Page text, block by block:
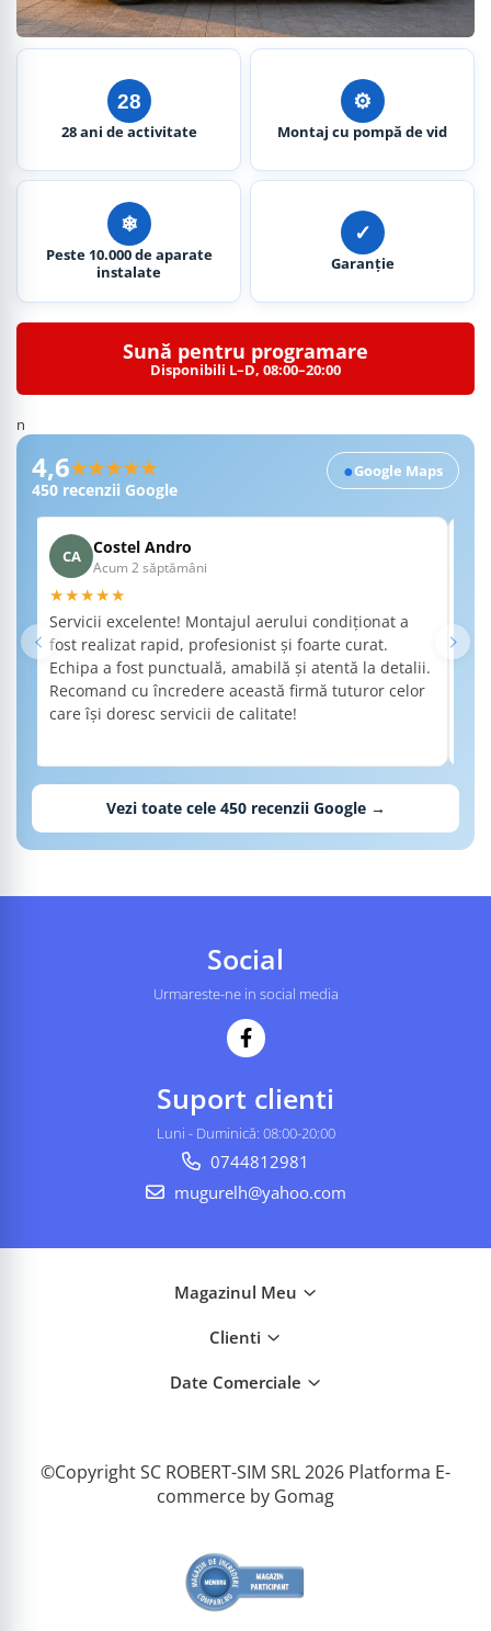
28
28 ani de activitate
⚙︎
Montaj cu pompă de vid
❄︎
Peste 10.000 de aparate
instalate
✓
Garanție
Sună pentru programare
Disponibili L–D, 08:00–20:00
n
Recenzii Google RobertSim
4,6★★★★★
450 recenzii Google
●Google Maps
CA Costel Andro
Acum 2 săptămâni
★★★★★
Servicii excelente! Montajul aerului condiționat a
fost realizat rapid, profesionist și foarte curat.
Echipa a fost punctuală, amabilă și atentă la detalii.
Recomand cu încredere această firmă tuturor celor
care își doresc servicii de calitate!
a
Vezi toate cele 450recenzii Google →
Social
Urmareste-ne in social media
Suport clienti
Luni - Duminică: 08:00-20:00
0744812981
mugurelh@yahoo.com
Magazinul Meu
Clienti
Date Comerciale
©Copyright SC ROBERT-SIM SRL 2026 Platforma E-
commerce by Gomag